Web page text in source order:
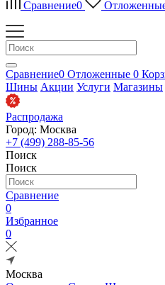
Сравнение0
Сравнение0 Отложенные 0
Шины Акции Услуги Магазины
Распродажа
Город: Москва
+7 (499) 288-85-56
Поиск
Поиск
Сравнение
0
Избранное
0
Москва